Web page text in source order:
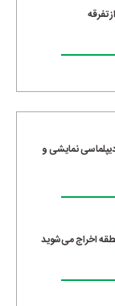
تفرقه
نمایشی و
اخراج می‌شوید